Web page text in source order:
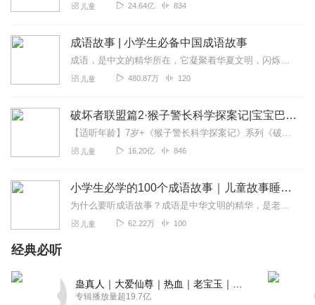
儿童 24.64亿 834
成语故事 | 小学生必备中国成语故事
成语，是中文的精华所在，它凝聚着华夏文明，闪烁着智慧的光芒。每一个成语背后都是一个故事，有的来源于历史、有的来源于诗词、有的来源于民间传说。每一个中国孩子，都应...
儿童 480.87万 120
破坏者联盟篇2·猴子警长科学探案记|宝宝巴士故事
【适听年龄】7岁+《猴子警长科学探案记》系列《破坏者联盟篇1·猴子警长科学探案记》>>>《破坏者联盟篇2·猴子警长科学探案记》>>>《破坏者联盟篇3·猴子警长科...
儿童 16.20亿 846
小学生必学的100个成语故事｜儿童故事睡前可听，比儿歌更动听
为什么要听成语故事？成语是中华文明的精华，是老祖宗留下来的智慧瑰宝，历经数千年而长盛不衰。1．小学生必学。教材中成语数量比以往猛增几倍。2．父母讲不来。历史典故...
儿童 62.22万 100
经典必听
专辑播放量超19.7亿